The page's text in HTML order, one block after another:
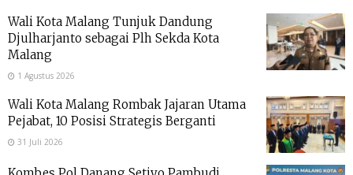
Wali Kota Malang Tunjuk Dandung
Djulharjanto sebagai Plh Sekda Kota
Malang
1 Agustus 2026
Wali Kota Malang Rombak Jajaran Utama
Pejabat, 10 Posisi Strategis Berganti
31 Juli 2026